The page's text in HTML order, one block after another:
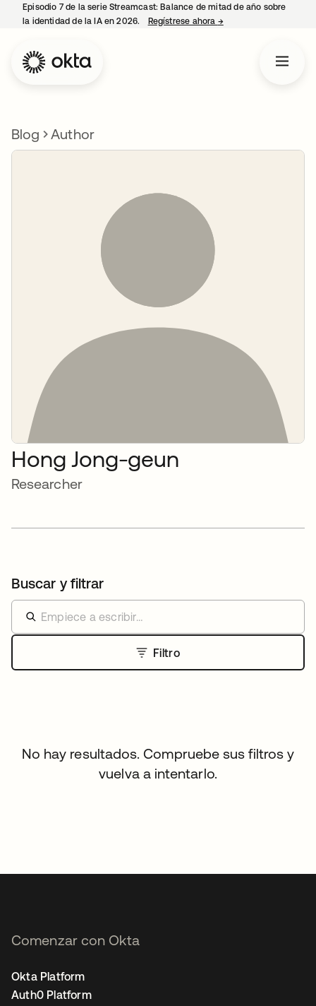
Episodio 7 de la serie Streamcast: Balance de mitad de año sobre
la identidad de la IA en 2026.
Regístrese ahora →se abre en una
Blog Author
Hong Jong-geun
Researcher
Buscar y filtrar
Filtro
No hay resultados. Compruebe sus filtros y
vuelva a intentarlo.
Comenzar con Okta
Okta Platform
Auth0 Platform